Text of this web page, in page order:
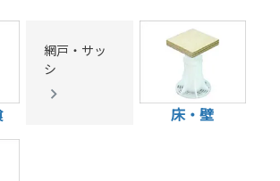
網戸・サッ
シ
床・壁